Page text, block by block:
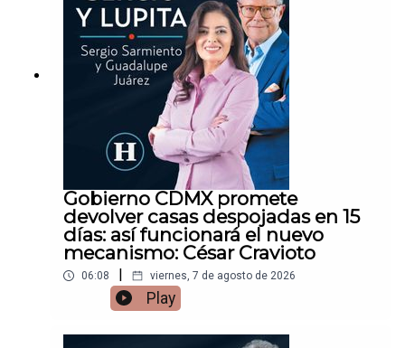
Gobierno CDMX promete
devolver casas despojadas en 15
días: así funcionará el nuevo
mecanismo: César Cravioto
06:08 viernes, 7 de agosto de 2026
Play